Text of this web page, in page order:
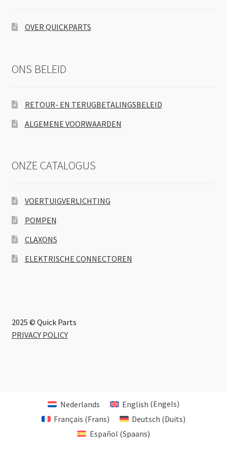
OVER QUICKPARTS
ONS BELEID
RETOUR- EN TERUGBETALINGSBELEID
ALGEMENE VOORWAARDEN
ONZE CATALOGUS
VOERTUIGVERLICHTING
POMPEN
CLAXONS
ELEKTRISCHE CONNECTOREN
2025 © Quick Parts
PRIVACY POLICY
Nederlands English (Engels)
Français (Frans) Deutsch (Duits)
Español (Spaans)